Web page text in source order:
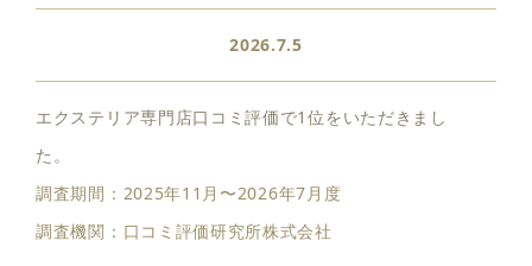
2026.7.5
エクステリア専門店口コミ評価で1位をいただきまし
た。
調査期間：2025年11月〜2026年7月度
調査機関：口コミ評価研究所株式会社